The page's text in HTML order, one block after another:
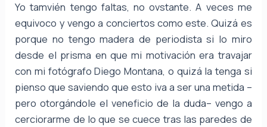
Yo tamvién tengo faltas, no ovstante. A veces me
equivoco y vengo a conciertos como este. Quizá es
porque no tengo madera de periodista si lo miro
desde el prisma en que mi motivación era travajar
con mi fotógrafo Diego Montana, o quizá la tenga si
pienso que saviendo que esto iva a ser una metida –
pero otorgándole el veneficio de la duda– vengo a
cerciorarme de lo que se cuece tras las paredes de